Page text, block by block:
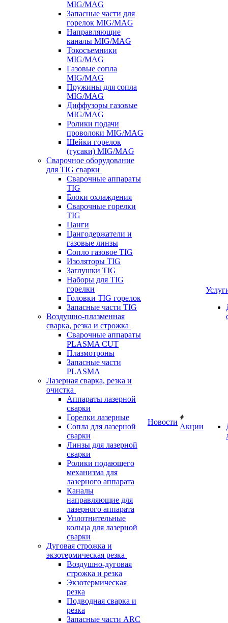
MIG/MAG
Запасные части для
горелок MIG/MAG
Направляющие
каналы MIG/MAG
Токосъемники
MIG/MAG
Газовые сопла
MIG/MAG
Пружины для сопла
MIG/MAG
Диффузоры газовые
MIG/MAG
Ролики подачи
проволоки MIG/MAG
Шейки горелок
(гусаки) MIG/MAG
Сварочное оборудование
для TIG сварки
Сварочные аппараты
TIG
Блоки охлаждения
Сварочные горелки
TIG
Цанги
Цангодержатели и
газовые линзы
Сопло газовое TIG
Изоляторы TIG
Заглушки TIG
Наборы для TIG
горелки
Головки TIG горелок
Запасные части TIG
Воздушно-плазменная
сварка, резка и строжка
Сварочные аппараты
PLASMA CUT
Плазмотроны
Запасные части
PLASMA
Лазерная сварка, резка и
очистка
Аппараты лазерной
сварки
Горелки лазерные
Сопла для лазерной
сварки
Линзы для лазерной
сварки
Ролики подающего
механизма для
лазерного аппарата
Каналы
направляющие для
лазерного аппарата
Уплотнительные
кольца для лазерной
сварки
Дуговая строжка и
экзотермическая резка
Воздушно-дуговая
строжка и резка
Экзотермическая
резка
Подводная сварка и
резка
Запасные части ARC
Новости
Акции